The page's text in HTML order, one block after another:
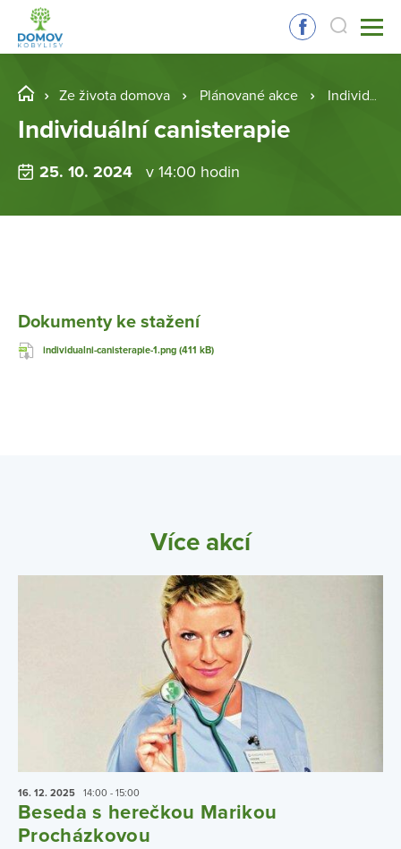
Ze života domova Plánované akce Individuální canisterapie
Individuální canisterapie
25. 10. 2024 v 14:00 hodin
Dokumenty ke stažení
individualni-canisterapie-1.png (411 kB)
Více akcí
16. 12. 2025 14:00 - 15:00
Beseda s herečkou Marikou
Procházkovou